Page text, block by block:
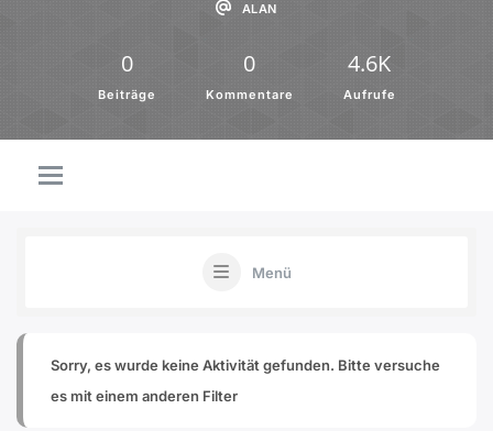
ALAN
0
Beiträge
0
Kommentare
4.6K
Aufrufe
Menü
Sorry, es wurde keine Aktivität gefunden. Bitte versuche
es mit einem anderen Filter